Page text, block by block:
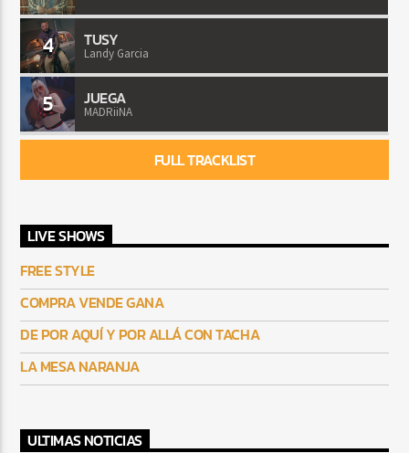
4 TUSY
Landy Garcia
5 JUEGA
MADRiiNA
FULL TRACKLIST
LIVE SHOWS
FREE STYLE
COMPRA VENDE GANA
DE POR AQUÍ Y POR ALLÁ CON TACHA
LA MESA NARANJA
ULTIMAS NOTICIAS